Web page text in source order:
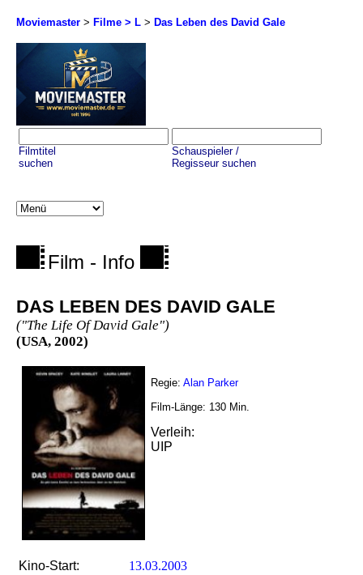
Moviemaster > Filme > L > Das Leben des David Gale
Filmtitel
suchen
Schauspieler /
Regisseur suchen
Film - Info
DAS LEBEN DES DAVID GALE
("The Life Of David Gale")
(USA, 2002)
Regie: Alan Parker
Film-Länge: 130 Min.
Verleih:
UIP
Kino-Start:
13.03.2003